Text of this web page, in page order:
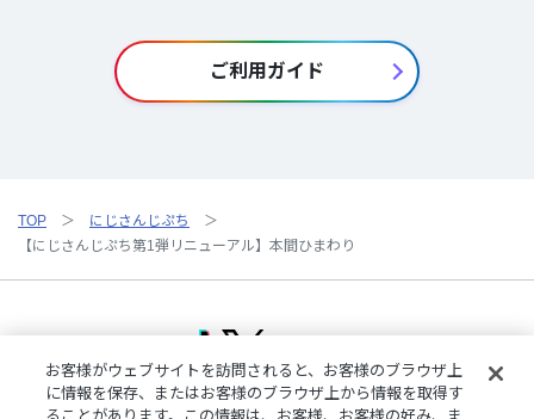
ご利用ガイド
TOP
にじさんじぷち
【にじさんじぷち第1弾リニューアル】本間ひまわり
お客様がウェブサイトを訪問されると、お客様のブラウザ上
に情報を保存、またはお客様のブラウザ上から情報を取得す